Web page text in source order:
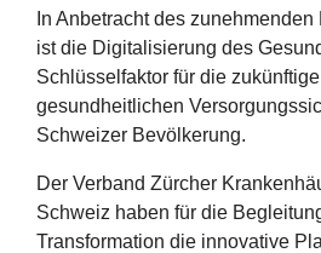
In Anbetracht des
ist die Digitalisierung des
Schlüsselfaktor für die
gesundheitlichen
Schweizer Bevölkerung.
Der Verband Zürcher
Schweiz haben für die
Transformation die innovative